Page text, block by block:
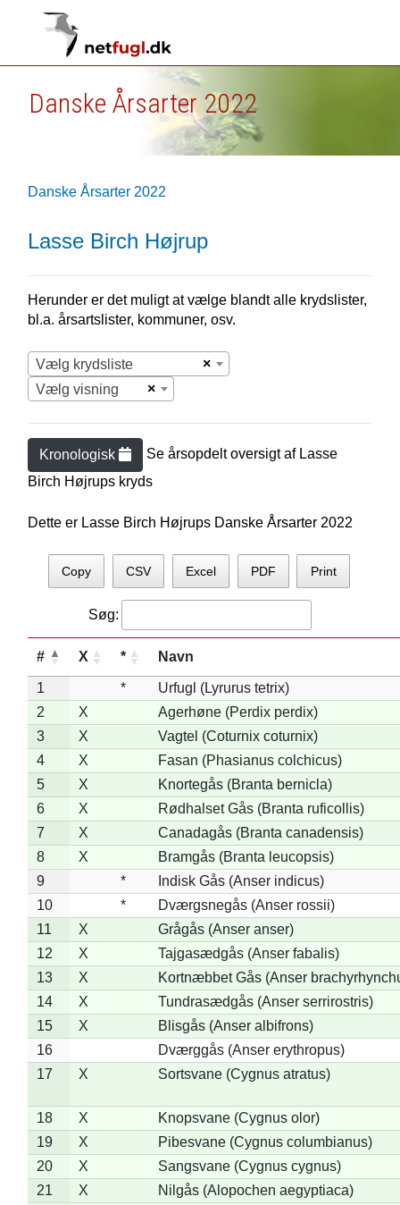
Danske Årsarter 2022
Danske Årsarter 2022
Lasse Birch Højrup
Herunder er det muligt at vælge blandt alle krydslister,
bl.a. årsartslister, kommuner, osv.
×
Vælg krydsliste
×
Vælg visning
Kronologisk Se årsopdelt oversigt af Lasse
Birch Højrups kryds
Dette er Lasse Birch Højrups Danske Årsarter 2022
Copy CSV Excel PDF Print
Søg:
# X * Navn
1 *
Urfugl (Lyrurus tetrix)
2
X
Agerhøne (Perdix perdix)
3
X
Vagtel (Coturnix coturnix)
4
X
Fasan (Phasianus colchicus)
5
X
Knortegås (Branta bernicla)
6
X
Rødhalset Gås (Branta ruficollis)
7
X
Canadagås (Branta canadensis)
8
X
Bramgås (Branta leucopsis)
9
*
Indisk Gås (Anser indicus)
10
*
Dværgsnegås (Anser rossii)
11
X
Grågås (Anser anser)
12
X
Tajgasædgås (Anser fabalis)
13
X
Kortnæbbet Gås (Anser
14
X
Tundrasædgås (Anser serrirostris)
15
X
Blisgås (Anser albifrons)
16
Dværggås (Anser erythropus)
17
X Sortsvane (Cygnus atratus)
18 X
Knopsvane (Cygnus olor)
19
X
Pibesvane (Cygnus columbianus)
20
X
Sangsvane (Cygnus cygnus)
21
X
Nilgås (Alopochen aegyptiaca)